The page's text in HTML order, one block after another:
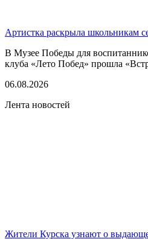
Артистка раскрыла школьникам
В Музее Победы для
клуба «Лето Побед» прошла
06.08.2026
Лента новостей
Жители Курска узнают о